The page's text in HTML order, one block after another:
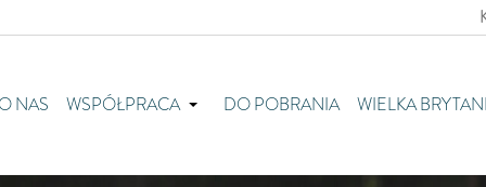
O NAS WSPÓŁPRACA DO POBRANIA WIELKA BRYTANIA